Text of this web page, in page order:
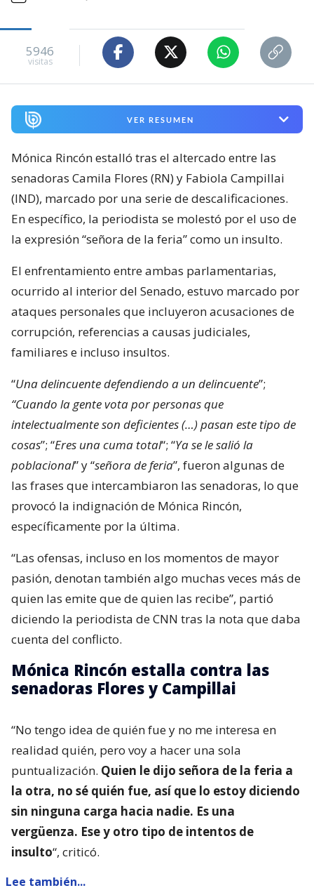
5946
visitas
VER RESUMEN
Mónica Rincón estalló tras el altercado entre las
senadoras Camila Flores (RN) y Fabiola Campillai
(IND), marcado por una serie de descalificaciones.
En específico, la periodista se molestó por el uso de
la expresión “señora de la feria” como un insulto.
El enfrentamiento entre ambas parlamentarias,
ocurrido al interior del Senado, estuvo marcado por
ataques personales que incluyeron acusaciones de
corrupción, referencias a causas judiciales,
familiares e incluso insultos.
“Una delincuente defendiendo a un delincuente”;
“Cuando la gente vota por personas que
intelectualmente son deficientes (…) pasan este tipo de
cosas”; “Eres una cuma total“; “Ya se le salió la
poblacional” y “señora de feria”, fueron algunas de
las frases que intercambiaron las senadoras, lo que
provocó la indignación de Mónica Rincón,
específicamente por la última.
“Las ofensas, incluso en los momentos de mayor
pasión, denotan también algo muchas veces más de
quien las emite que de quien las recibe”, partió
diciendo la periodista de CNN tras la nota que daba
cuenta del conflicto.
Mónica Rincón estalla contra las
senadoras Flores y Campillai
“No tengo idea de quién fue y no me interesa en
realidad quién, pero voy a hacer una sola
puntualización. Quien le dijo señora de la feria a
la otra, no sé quién fue, así que lo estoy diciendo
sin ninguna carga hacia nadie. Es una
vergüenza. Ese y otro tipo de intentos de
insulto“, criticó.
Lee también...